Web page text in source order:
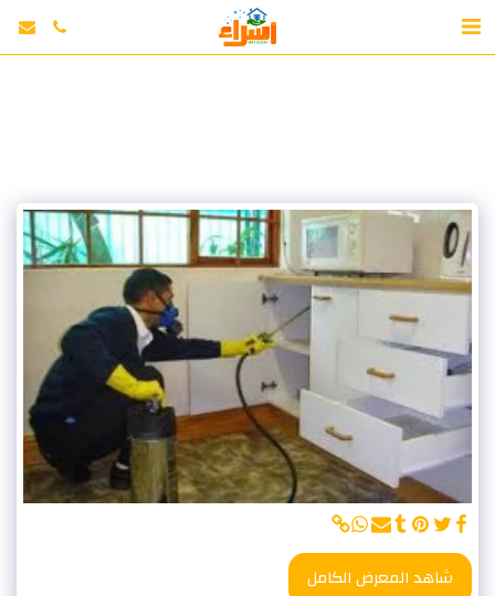
google-site-
verification=erCDFhN4StL87m98UAkE69aJzfEIEj6VxnPJRcxRk1A
شاهد المعرض الكامل